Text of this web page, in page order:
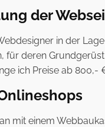
der
in der
für deren
ich Preise ab 800,-
mit einem